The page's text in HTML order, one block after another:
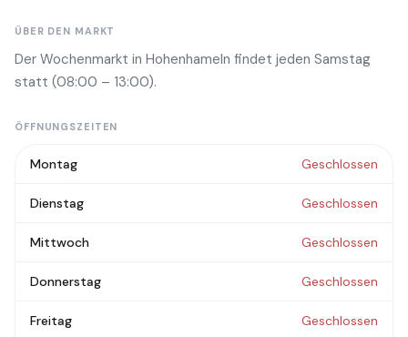
ÜBER DEN MARKT
Der Wochenmarkt in Hohenhameln findet jeden Samstag
statt (08:00 – 13:00).
ÖFFNUNGSZEITEN
Montag Geschlossen
Dienstag Geschlossen
Mittwoch Geschlossen
Donnerstag Geschlossen
Freitag Geschlossen